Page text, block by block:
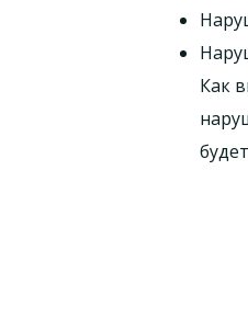
Как